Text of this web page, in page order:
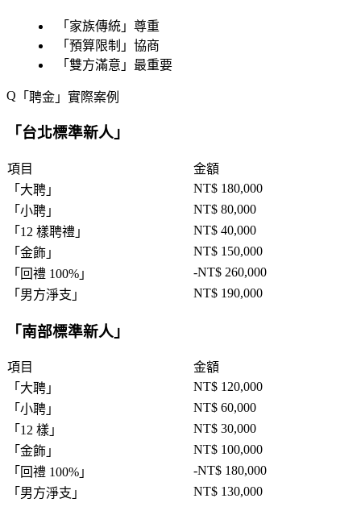
「 家族傳統 」尊重
「 預算限制 」協商
「 雙方滿意 」最重要
「 聘金 」實際案例
「 台北標準新人 」
項目
金額
「 大聘 」
NT$ 180,000
「 小聘 」
NT$ 80,000
「 12 樣聘禮 」
NT$ 40,000
「 金飾 」
NT$ 150,000
「 回禮 100% 」
-NT$ 260,000
「 男方淨支 」 NT$ 190,000
「南部標準新人 」
項目
金額
「 大聘 」
NT$ 120,000
「 小聘 」
NT$ 60,000
「 12 樣 」
NT$ 30,000
「 金飾 」
NT$ 100,000
「 回禮 100% 」
-NT$ 180,000
「 男方淨支 」 NT$ 130,000